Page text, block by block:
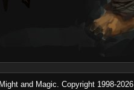
and Magic. Copyright 1998-2026